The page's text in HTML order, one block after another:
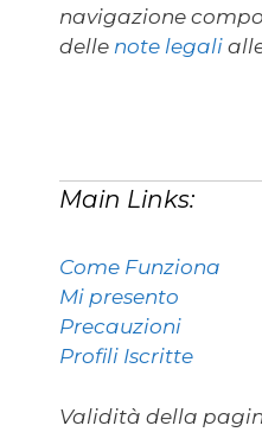
navigazione
delle note legali
Main Links:
Come Funziona
Mi presento
Precauzioni
Profili Iscritte
Validità della